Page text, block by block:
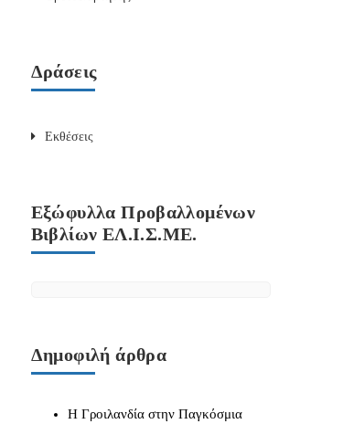
Δράσεις
Εκθέσεις
Εξώφυλλα Προβαλλομένων
Βιβλίων ΕΛ.Ι.Σ.ΜΕ.
Δημοφιλή άρθρα
Η Γροιλανδία στην Παγκόσμια